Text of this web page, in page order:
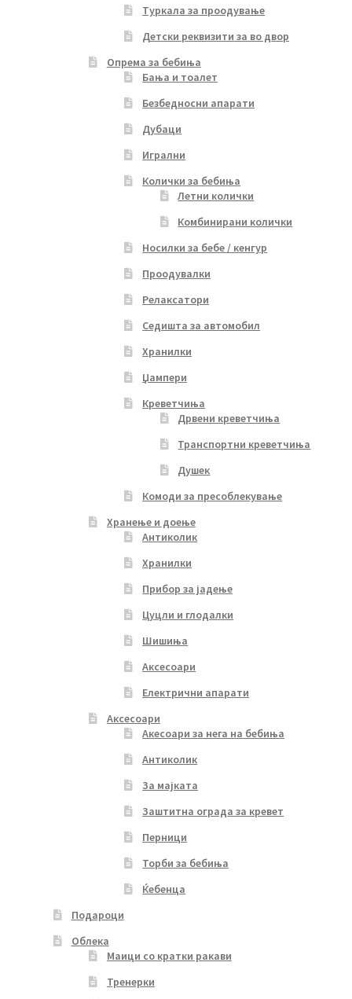
Туркала за проодување
Детски реквизити за во двор
Опрема за бебиња
Бања и тоалет
Безбедносни апарати
Дубаци
Игрални
Колички за бебиња
Летни колички
Комбинирани колички
Носилки за бебе / кенгур
Проодувалки
Релаксатори
Седишта за автомобил
Хранилки
Џампери
Креветчиња
Дрвени креветчиња
Транспортни креветчиња
Душек
Комоди за пресоблекување
Хранење и доење
Антиколик
Хранилки
Прибор за јадење
Цуцли и глодалки
Шишиња
Аксесоари
Електрични апарати
Аксесоари
Акесоари за нега на бебиња
Антиколик
За мајката
Заштитна ограда за кревет
Перници
Торби за бебиња
Ќебенца
Подароци
Облека
Маици со кратки ракави
Тренерки